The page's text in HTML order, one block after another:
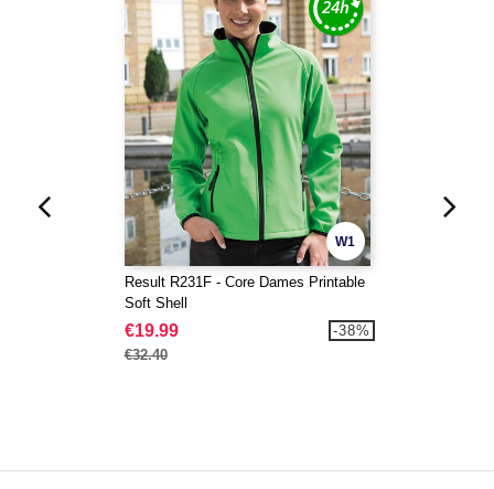
W1
Result R231F - Core Dames Printable
Soft Shell
€19.99
€32.40
-38%